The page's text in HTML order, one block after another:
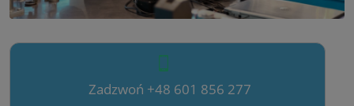
Zadzwoń +48 601 856 277